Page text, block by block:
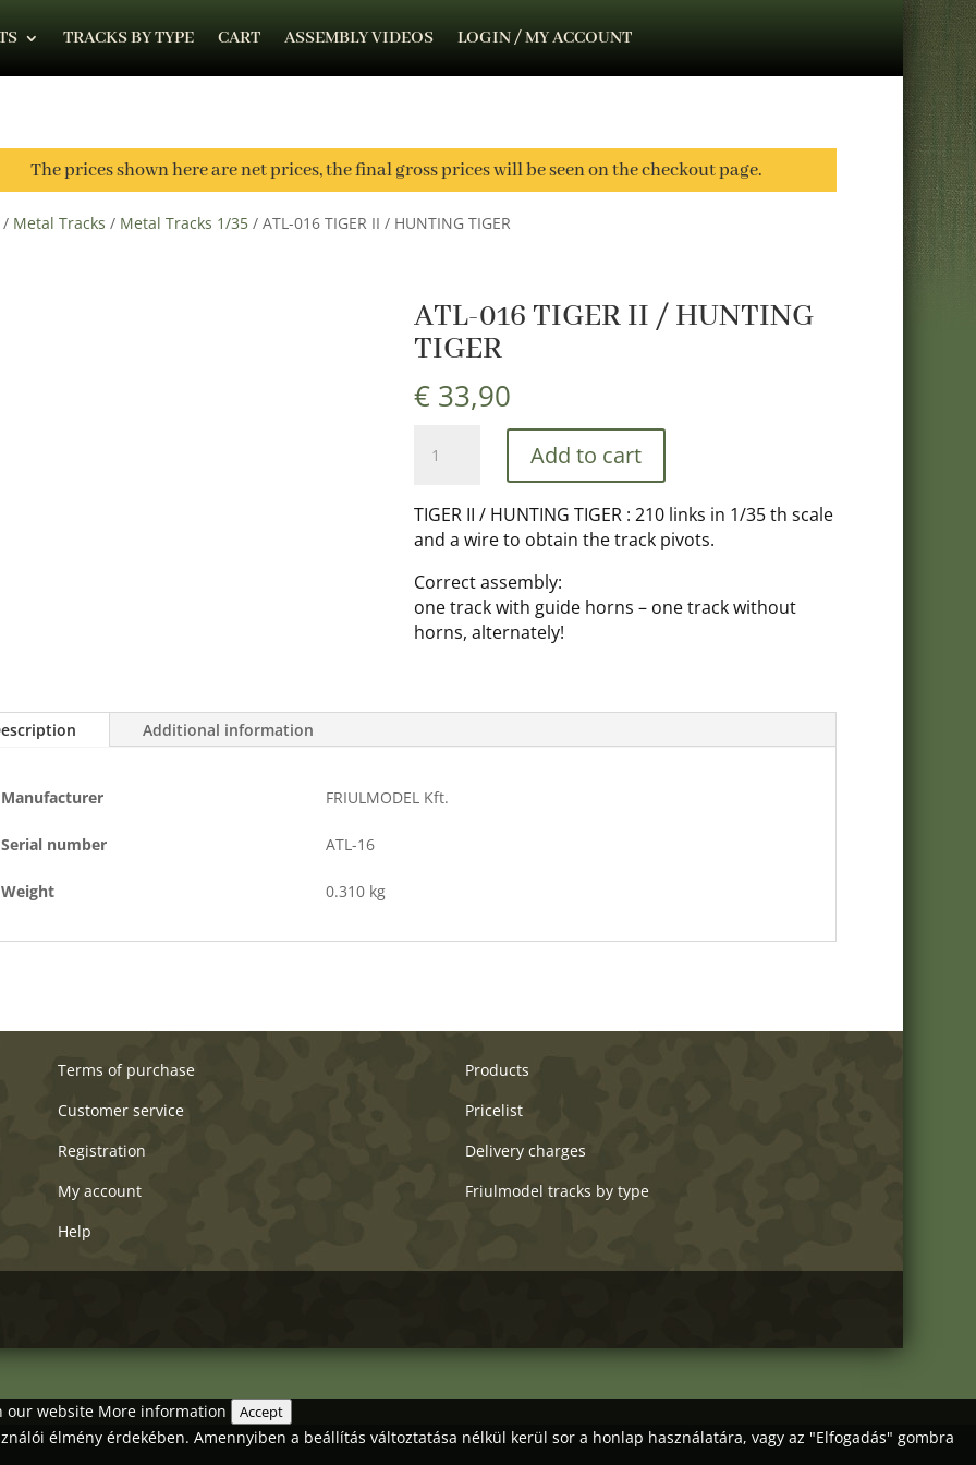
TRACKS BY TYPE CART ASSEMBLY VIDEOS LOGIN / MY ACCOUNT
The prices shown here are net prices, the final gross prices will be seen on the checkout page.
/ Metal Tracks / Metal Tracks 1/35 / ATL-016 TIGER II / HUNTING TIGER
ATL-016 TIGER II / HUNTING
TIGER
€ 33,90
016
II
/
TIGER
quantity
Add to cart
TIGER II / HUNTING TIGER : 210 links in 1/35 th scale
and a wire to obtain the track pivots.
Correct assembly:
one track with guide horns – one track without
horns, alternately!
Additional information
Manufacturer FRIULMODEL Kft.
Serial number ATL-16
Weight 0.310 kg
Terms of purchase
Customer service
Registration
My account
Help
Products
Pricelist
Delivery charges
Friulmodel tracks by type
our website More information Accept
élmény érdekében. Amennyiben a beállítás változtatása nélkül kerül sor a honlap használatára, vagy az "Elfogadás" gombra